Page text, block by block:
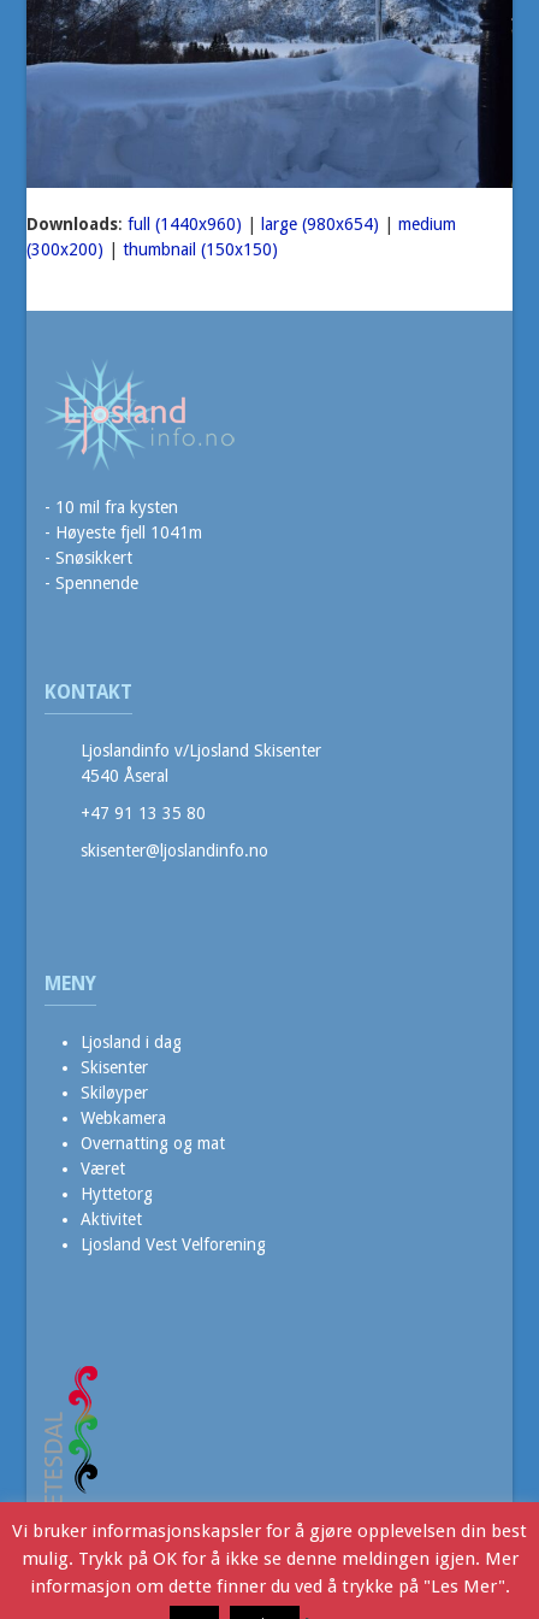
Downloads:full (1440x960) large (980x654) |medium
(300x200) |thumbnail (150x150)
- 10 mil fra kysten
- Høyeste fjell 1041m
- Snøsikkert
- Spennende
KONTAKT
Ljoslandinfo v/Ljosland Skisenter
4540 Åseral
+47 91 13 35 80
skisenter@ljoslandinfo.no
MENY
Ljosland i dag
Skisenter
Skiløyper
Webkamera
Overnatting og mat
Været
Hyttetorg
Aktivitet
Ljosland Vest Velforening
Vi bruker informasjonskapsler for å gjøre opplevelsen din best
mulig. Trykk på OK for å ikke se denne meldingen igjen. Mer
informasjon om dette finner du ved å trykke på "Les Mer".